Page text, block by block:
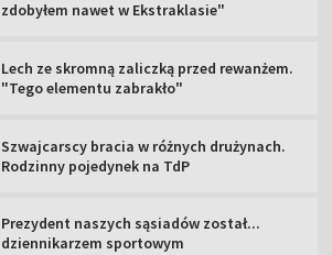
zdobyłem nawet w Ekstraklasie"
Lech ze skromną zaliczką przed rewanżem.
"Tego elementu zabrakło"
Szwajcarscy bracia w różnych drużynach.
Rodzinny pojedynek na TdP
Prezydent naszych sąsiadów został...
dziennikarzem sportowym